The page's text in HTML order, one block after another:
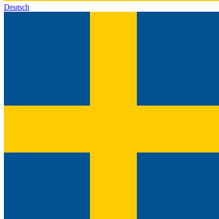
Deutsch